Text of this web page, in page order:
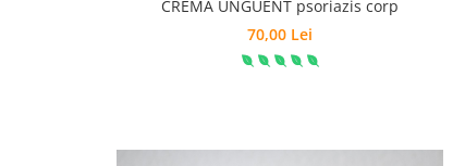
CREMA UNGUENT psoriazis corp
70,00 Lei